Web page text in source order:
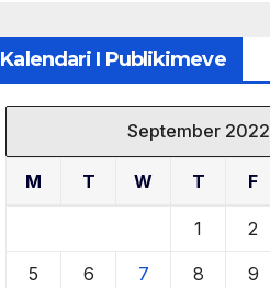
Kalendari I Publikimeve
September 2022
M T W T F
1 2
5 6 7 8 9